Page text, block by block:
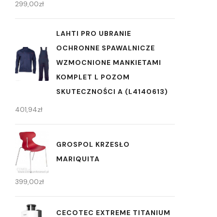
299,00zł
LAHTI PRO UBRANIE
OCHRONNE SPAWALNICZE
WZMOCNIONE MANKIETAMI
KOMPLET L POZOM
SKUTECZNOŚCI A (L4140613)
401,94zł
GROSPOL KRZESŁO
MARIQUITA
399,00zł
CECOTEC EXTREME TITANIUM